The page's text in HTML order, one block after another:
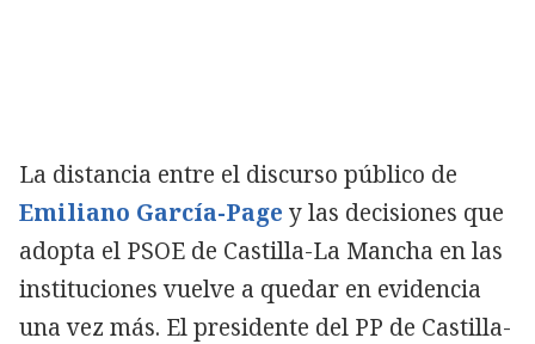
La distancia entre el discurso público de
Emiliano García-Page y las decisiones que
adopta el PSOE de Castilla-La Mancha en las
instituciones vuelve a quedar en evidencia
una vez más. El presidente del PP de Castilla-